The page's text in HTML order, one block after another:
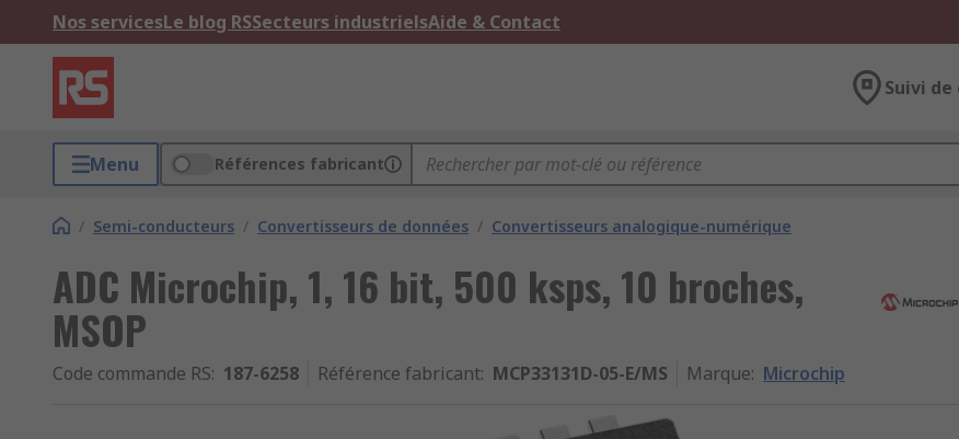
Nos servicesLe blog RSSecteurs industrielsAide & Contact
Suivi de
Menu Références fabricant
/ Semi-conducteurs / Convertisseurs de données / Convertisseurs analogique-numérique
ADC Microchip, 1, 16 bit, 500 ksps, 10 broches,
MSOP
Code commande RS: 187-6258 Référence fabricant: MCP33131D-05-E/MS Marque: Microchip